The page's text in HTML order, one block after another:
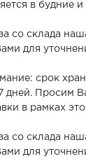
в будние
со склада
для
срок
дней. Просим
в рамках
со склада
для